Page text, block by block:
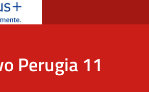
Perugia 11